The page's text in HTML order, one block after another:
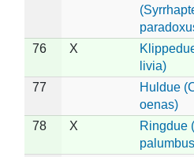
76 X
livia)
77
Huldue
oenas)
78 X
Ringdue